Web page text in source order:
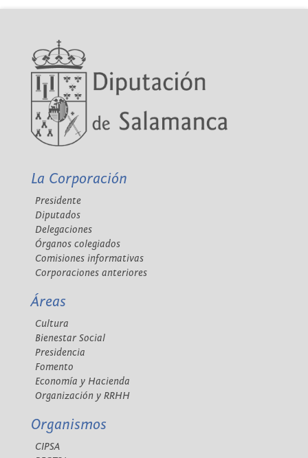
La Corporación
Presidente
Diputados
Delegaciones
Órganos colegiados
Comisiones informativas
Corporaciones anteriores
Áreas
Cultura
Bienestar Social
Presidencia
Fomento
Economía y Hacienda
Organización y RRHH
Organismos
CIPSA